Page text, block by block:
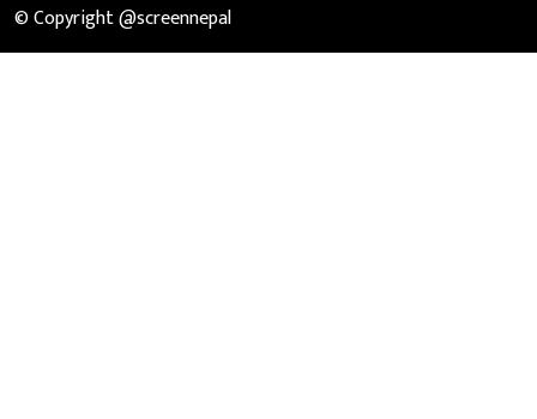
© Copyright @screennepal